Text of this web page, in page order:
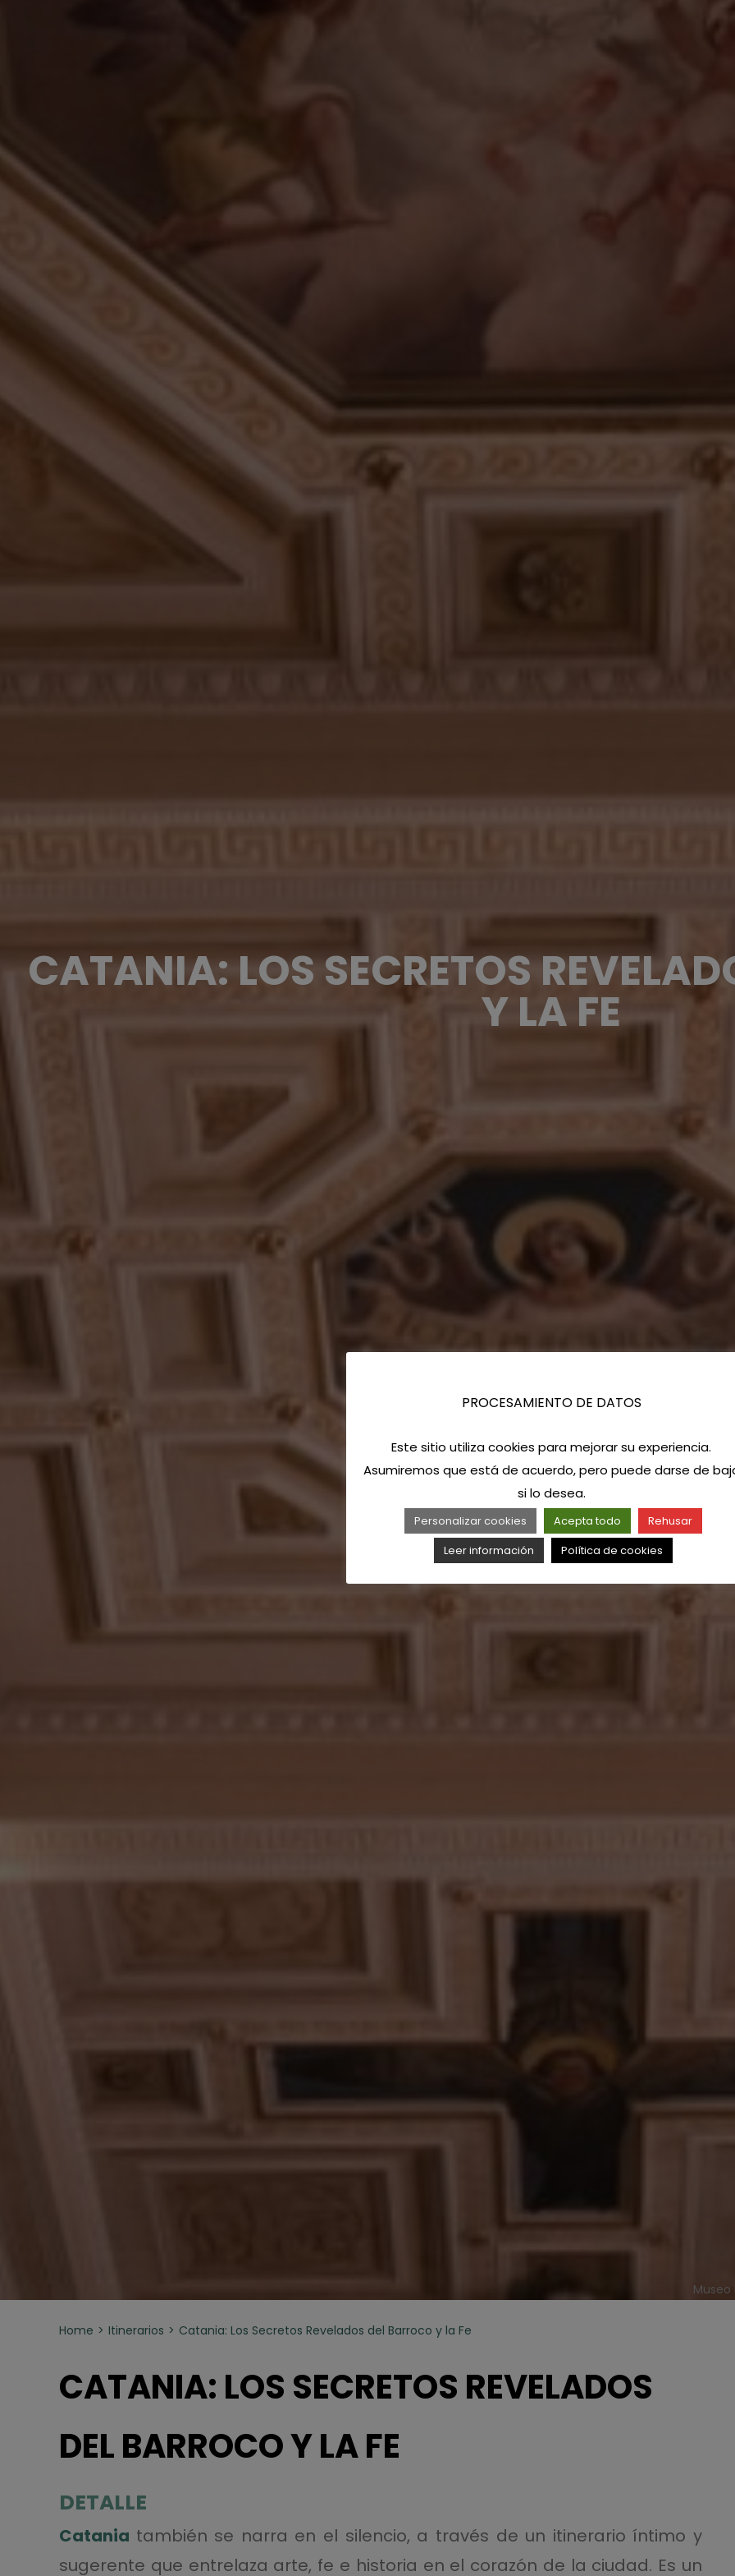
CATANIA: LOS SECRETOS
Y LA FE
Museo
Home Itinerarios Catania: Los Secretos Revelados del Barroco y la Fe
CATANIA: LOS SECRETOS REVELADOS
DEL BARROCO Y LA FE
DETALLE
Catania también se narra en el silencio, a través de un itinerario íntimo y
sugerente que entrelaza arte, fe e historia en el corazón de la ciudad. Es un
PROCESAMIENTO DE DATOS
Este sitio utiliza cookies para mejorar su experiencia.
Asumiremos que está de acuerdo, pero puede darse de
si lo desea.
Personalizar cookies Acepta todo
Rehusar
Leer información
Política de cookies